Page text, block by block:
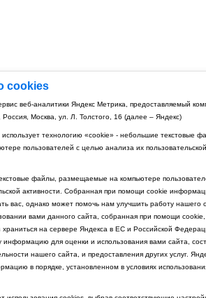
cookies
веб-аналитики Яндекс Метрика, предоставляемый
Москва, ул. Л. Толстого, 16 (далее – Яндекс)
технологию «cookie» - небольшие текстовые
пользователей с целью анализа их пользовательской
файлы, размещаемые на компьютере
активности. Собранная при помощи cookie
вас, однако может помочь нам улучшить работу нашего
вами данного сайта, собранная при помощи cookie,
храниться на сервере Яндекса в ЕС и Российской
информацию для оценки и использования вами сайта,
нашего сайта, и предоставления других услуг.
в порядке, установленном в условиях